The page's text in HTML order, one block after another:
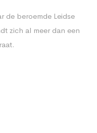
de beroemde Leidse
zich al meer dan een